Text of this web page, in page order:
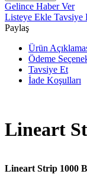
Gelince Haber Ver
Listeye Ekle Tavsiye
Paylaş
Ürün
Ödeme
Tavsiye Et
İade Koşulları
Lineart
Lineart Strip 1000